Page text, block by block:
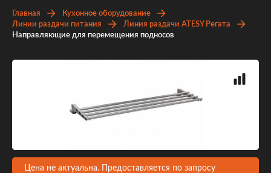
Главная
Кухонное оборудование
Линии раздачи питания
Линия раздачи ATESY Регата
Направляющие для перемещения подносов
Цена не актуальна. Предоставляется по запросу